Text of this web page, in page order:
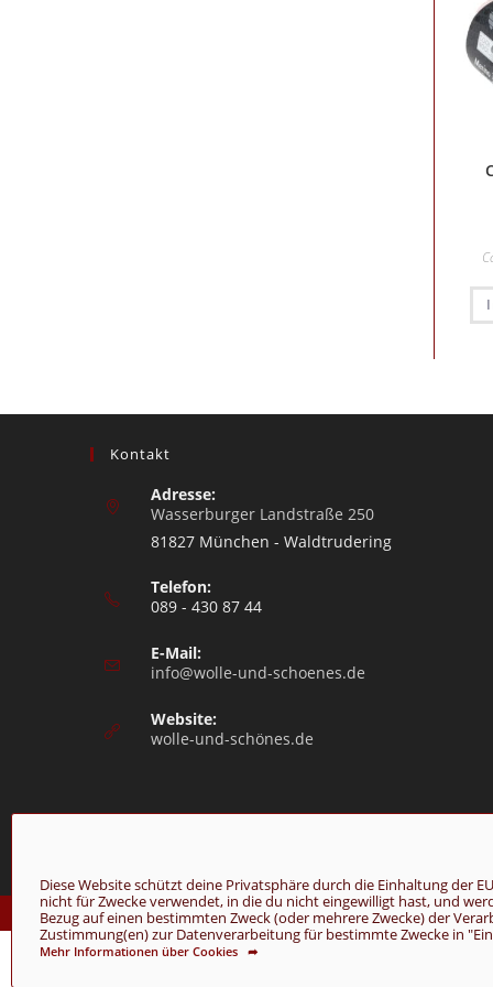
Diese Website schützt deine Privatsphäre durch die Einhaltung der
nicht für Zwecke verwendet, in die du nicht eingewilligt hast, und
Bezug auf einen bestimmten Zweck (oder mehrere Zwecke) der
Zustimmung(en) zur Datenverarbeitung für bestimmte Zwecke in
Mehr Informationen über Cookies ➦
Kontakt
Adresse:
Wasserburger Landstraße 250
81827 München - Waldtrudering
Telefon:
089 - 430 87 44
E-Mail:
info@wolle-und-schoenes.de
Website:
wolle-und-schönes.de
© Copyright 2026 - Wolle & Schönes